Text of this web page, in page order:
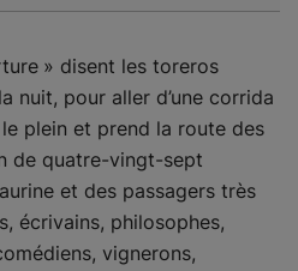
» disent les toreros
nuit, pour aller d’une corrida
plein et prend la route des
de quatre-vingt-sept
et des passagers très
écrivains, philosophes,
vignerons,